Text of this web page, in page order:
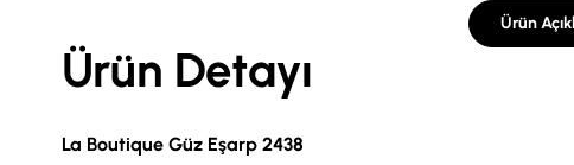
Ürün
Ürün Detayı
La Boutique Güz Eşarp 2438